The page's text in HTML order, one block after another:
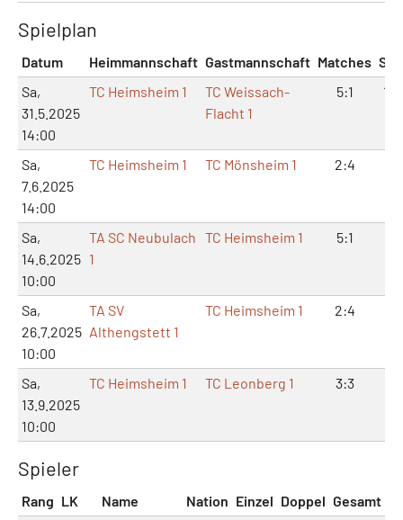
Spielplan
Datum Heimmannschaft Gastmannschaft Matches
Sa,
31.5.2025
14:00
TC Heimsheim 1
TC Weissach-
Flacht 1
5:1
Sa,
7.6.2025
14:00
TC Heimsheim 1 TC Mönsheim 1 2:4
Sa,
14.6.2025
10:00
TA SC Neubulach
1
TC Heimsheim 1 5:1
Sa,
26.7.2025
10:00
TA SV
Althengstett 1
TC Heimsheim 1 2:4
Sa,
13.9.2025
10:00
TC Heimsheim 1 TC Leonberg 1 3:3
Spieler
Rang LK Name Nation Einzel Doppel Gesamt